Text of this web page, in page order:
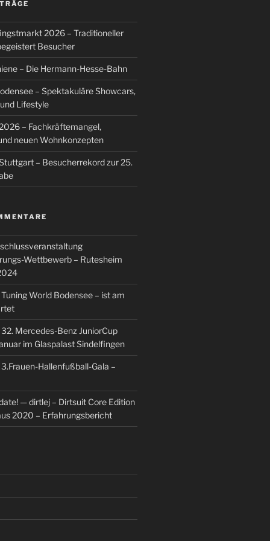
2026 – Traditioneller
Besucher
– Die Hermann-Hesse-Bahn
– Spektakuläre Showcars,
Lifestyle
– Fachkräftemangel,
neuen Wohnkonzepten
– Besucherrekord zur 25.
Wettbewerb – Rutesheim
Tuning World Bodensee – ist am
32. Mercedes-Benz JuniorCup
im Glaspalast Sindelfingen
3.Frauen-Hallenfußball-Gala –
— dirtlej – Dirtsuit Core Edition
2020 – Erfahrungsbericht